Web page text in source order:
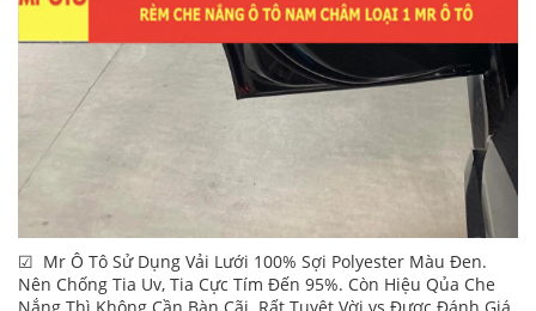
☑ Mr Ô Tô Sử Dụng Vải Lưới 100% Sợi Polyester Màu Đen.
Nên Chống Tia Uv, Tia Cực Tím Đến 95%. Còn Hiệu Qủa Che
Nắng Thì Không Cần Bàn Cãi. Rất Tuyệt Vời vs Được Đánh Giá